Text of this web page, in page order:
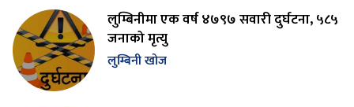
लुम्बिनीमा एक वर्ष ४७९७ सवारी दुर्घटना, ५८५
जनाको मृत्यु
लुम्बिनी खोज